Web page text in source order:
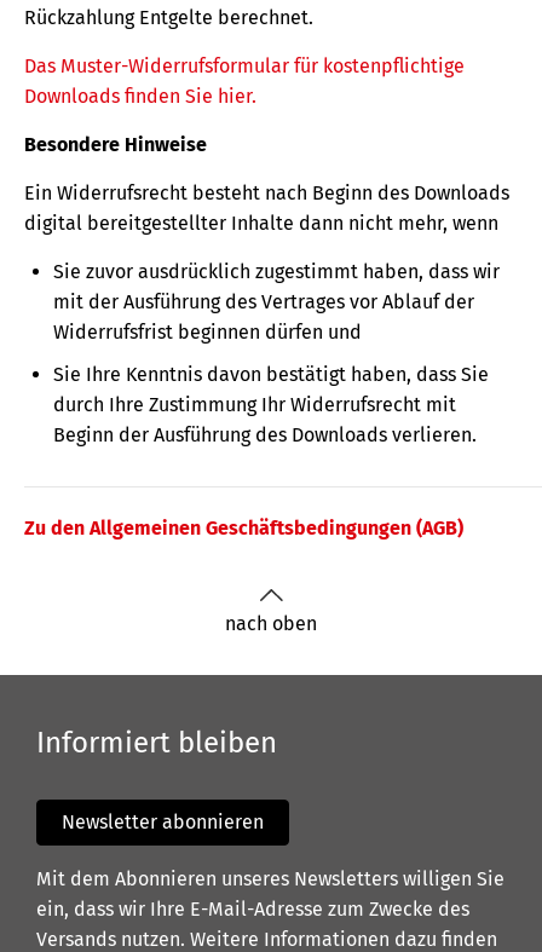
Rückzahlung Entgelte berechnet.
Das Muster-Widerrufsformular für kostenpflichtige
Downloads finden Sie hier.
Besondere Hinweise
Ein Widerrufsrecht besteht nach Beginn des Downloads
digital bereitgestellter Inhalte dann nicht mehr, wenn
Sie zuvor ausdrücklich zugestimmt haben, dass wir
mit der Ausführung des Vertrages vor Ablauf der
Widerrufsfrist beginnen dürfen und
Sie Ihre Kenntnis davon bestätigt haben, dass Sie
durch Ihre Zustimmung Ihr Widerrufsrecht mit
Beginn der Ausführung des Downloads verlieren.
Zu den Allgemeinen Geschäftsbedingungen (AGB)
nach oben
Informiert bleiben
Newsletter abonnieren
Mit dem Abonnieren unseres Newsletters willigen Sie
ein, dass wir Ihre E-Mail-Adresse zum Zwecke des
Versands nutzen. Weitere Informationen dazu finden